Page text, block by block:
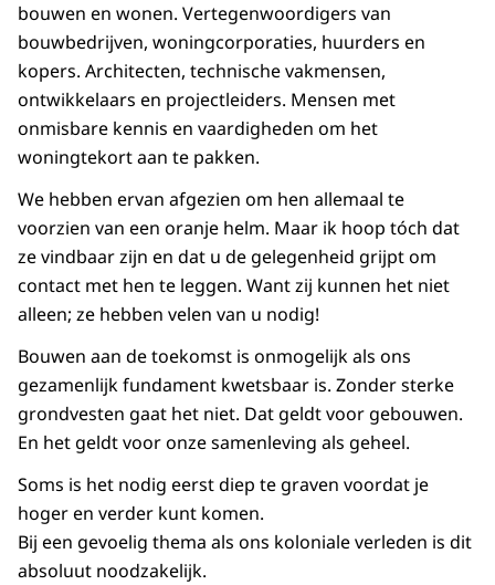
bouwen en wonen. Vertegenwoordigers van
bouwbedrijven, woningcorporaties, huurders en
kopers. Architecten, technische vakmensen,
ontwikkelaars en projectleiders. Mensen met
onmisbare kennis en vaardigheden om het
woningtekort aan te pakken.
We hebben ervan afgezien om hen allemaal te
voorzien van een oranje helm. Maar ik hoop tóch dat
ze vindbaar zijn en dat u de gelegenheid grijpt om
contact met hen te leggen. Want zij kunnen het niet
alleen; ze hebben velen van u nodig!
Bouwen aan de toekomst is onmogelijk als ons
gezamenlijk fundament kwetsbaar is. Zonder sterke
grondvesten gaat het niet. Dat geldt voor gebouwen.
En het geldt voor onze samenleving als geheel.
Soms is het nodig eerst diep te graven voordat je
hoger en verder kunt komen.
Bij een gevoelig thema als ons koloniale verleden is dit
absoluut noodzakelijk.